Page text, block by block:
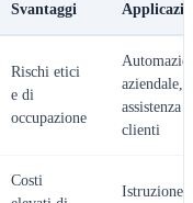
Svantaggi
Rischi etici
e di
occupazione
aziendale,
assistenza
clienti
Costi
Istruzione,